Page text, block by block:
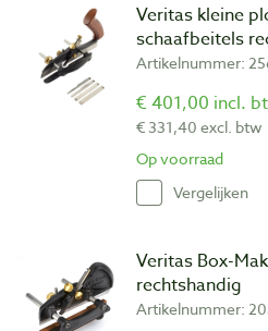
Veritas kleine
schaafbeitels
Artikelnummer:
€ 401,00 incl.
€ 331,40 excl. btw
Op voorraad
Vergelijken
Veritas Box-
rechtshandig
Artikelnummer: